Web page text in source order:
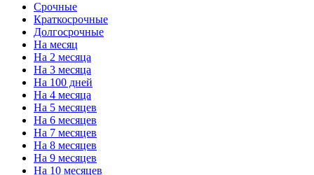
Срочные
Краткосрочные
Долгосрочные
На месяц
На 2 месяца
На 3 месяца
На 100 дней
На 4 месяца
На 5 месяцев
На 6 месяцев
На 7 месяцев
На 8 месяцев
На 9 месяцев
На 10 месяцев